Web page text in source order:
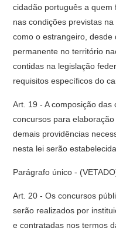
cidadão português a
nas condições previstas
como o estrangeiro,
permanente no território
contidas na legislação
requisitos específicos do
Art. 19 - A composição
concursos para
demais providências
nesta lei serão
Parágrafo único -
Art. 20 - Os concursos
serão realizados por
e contratadas nos termos